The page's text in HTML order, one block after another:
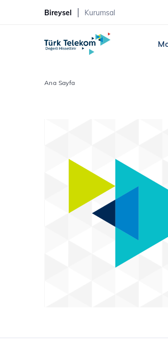
Bireysel Kurumsal
Ana Sayfa